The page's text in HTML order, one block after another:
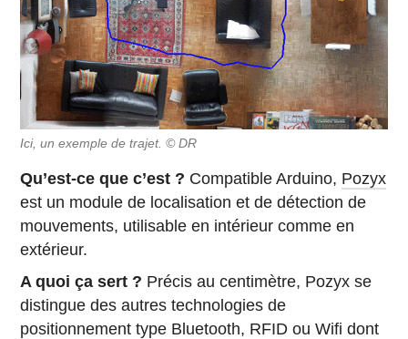
Ici, un exemple de trajet. © DR
Qu’est-ce que c’est ? Compatible Arduino, Pozyx
est un module de localisation et de détection de
mouvements, utilisable en intérieur comme en
extérieur.
A quoi ça sert ? Précis au centimètre, Pozyx se
distingue des autres technologies de
positionnement type Bluetooth, RFID ou Wifi dont